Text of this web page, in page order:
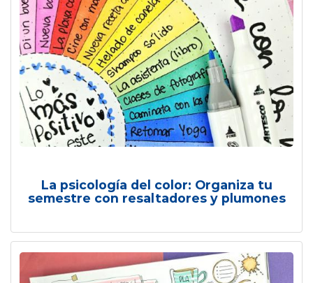
La psicología del color: Organiza tu
semestre con resaltadores y plumones